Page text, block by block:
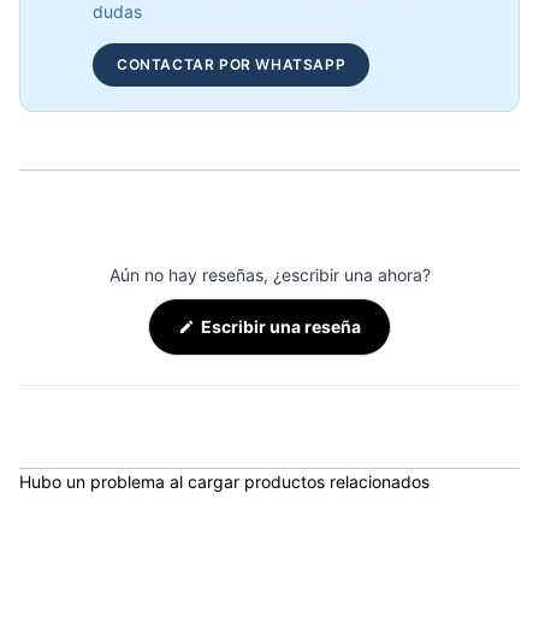
COP 3,090,000.00
dudas
CONTACTAR POR WHATSAPP
Aún no hay reseñas, ¿escribir una ahora?
Escribir una reseña(Se
abre
en
nueva
Hubo un problema al cargar productos relacionados